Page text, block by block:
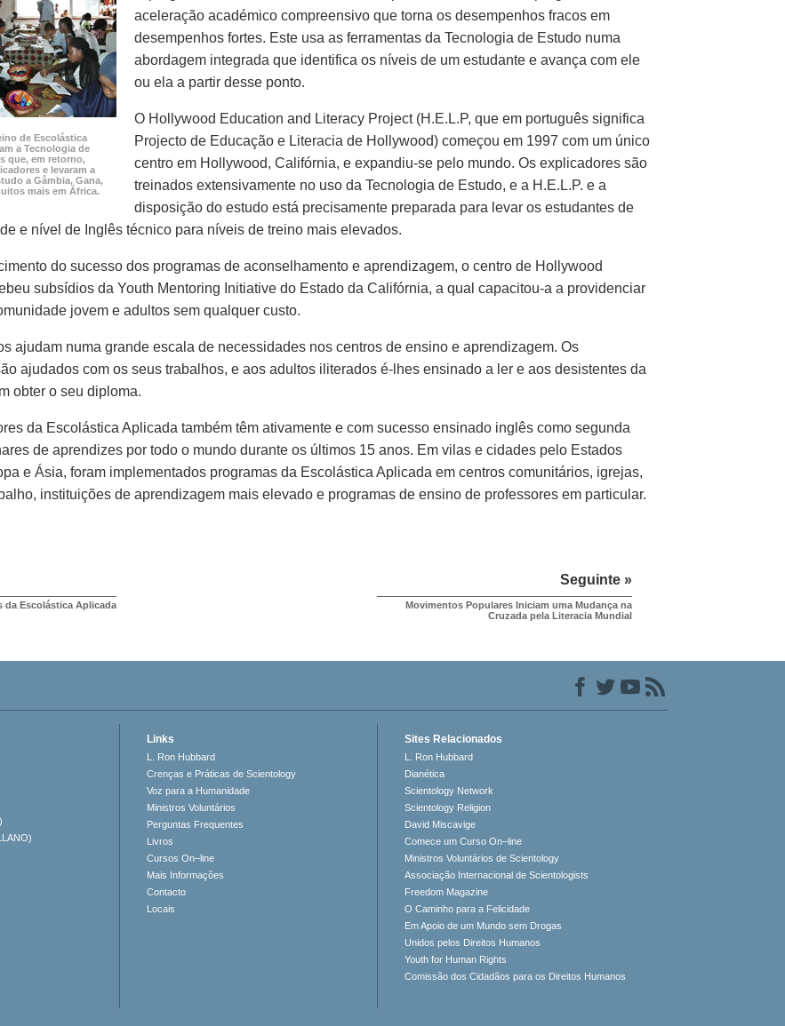
de Escolástica
a Tecnologia de
que, em retorno,
e levaram a
a Gâmbia, Gana,
mais em África.
aceleração académico compreensivo que torna os desempenhos fracos em
desempenhos fortes. Este usa as ferramentas da Tecnologia de Estudo numa
abordagem integrada que identifica os níveis de um estudante e avança com ele
ou ela a partir desse ponto.
O Hollywood Education and Literacy Project (H.E.L.P, que em português significa
Projecto de Educação e Literacia de Hollywood) começou em 1997 com um único
centro em Hollywood, Califórnia, e expandiu‑se pelo mundo. Os explicadores são
treinados extensivamente no uso da Tecnologia de Estudo, e a H.E.L.P. e a
disposição do estudo está precisamente preparada para levar os estudantes de
e nível de Inglês técnico para níveis de treino mais elevados.
do sucesso dos programas de aconselhamento e aprendizagem, o centro de Hollywood
subsídios da Youth Mentoring Initiative do Estado da Califórnia, a qual capacitou‑a a providenciar
jovem e adultos sem qualquer custo.
ajudam numa grande escala de necessidades nos centros de ensino e aprendizagem. Os
ajudados com os seus trabalhos, e aos adultos iliterados é‑lhes ensinado a ler e aos desistentes da
obter o seu diploma.
da Escolástica Aplicada também têm ativamente e com sucesso ensinado inglês como segunda
de aprendizes por todo o mundo durante os últimos 15 anos. Em vilas e cidades pelo Estados
e Ásia, foram implementados programas da Escolástica Aplicada em centros comunitários, igrejas,
instituições de aprendizagem mais elevado e programas de ensino de professores em particular.
da Escolástica Aplicada
Seguinte »
Movimentos Populares Iniciam uma Mudança na
Cruzada pela Literacia Mundial
Links
L. Ron Hubbard
Crenças e Práticas de Scientology
Voz para a Humanidade
Ministros Voluntários
Perguntas Frequentes
Livros
Cursos On–line
Mais Informações
Contacto
Locais
Sites Relacionados
L. Ron Hubbard
Dianética
Scientology Network
Scientology Religion
David Miscavige
Comece um Curso On–line
Ministros Voluntários de Scientology
Associação Internacional de Scientologists
Freedom Magazine
O Caminho para a Felicidade
Em Apoio de um Mundo sem Drogas
Unidos pelos Direitos Humanos
Youth for Human Rights
Comissão dos Cidadãos para os Direitos Humanos